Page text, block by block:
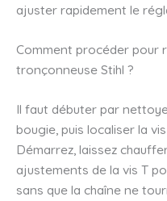
ajuster rapidement le
Comment procéder pour
tronçonneuse Stihl ?
Il faut débuter par
bougie, puis localiser la
Démarrez, laissez
ajustements de la vis T
sans que la chaîne ne